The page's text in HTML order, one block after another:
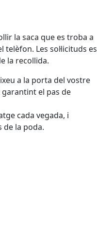
la saca que es troba a
Les sol·licituds es
la recollida.
a la porta del vostre
el pas de
cada vegada, i
de la poda.